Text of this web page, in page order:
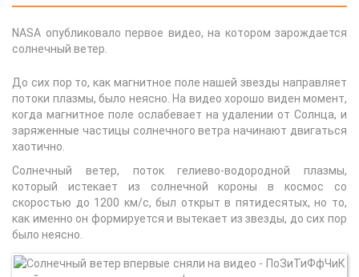
NASA опубликовало первое видео, на котором зарождается
солнечный ветер.
До сих пор то, как магнитное поле нашей звезды направляет
потоки плазмы, было неясно. На видео хорошо виден момент,
когда магнитное поле ослабевает на удалении от Солнца, и
заряженные частицы солнечного ветра начинают двигаться
хаотично.
Солнечный ветер, поток гелиево-водородной плазмы,
который истекает из солнечной короны в космос со
скоростью до 1200 км/с, был открыт в пятидесятых, но то,
как именно он формируется и вытекает из звезды, до сих пор
было неясно.